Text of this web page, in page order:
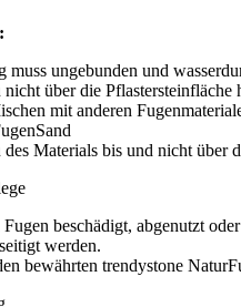
muss ungebunden und
nicht über die Pflastersteinfläche
mit anderen
des Materials bis und nicht über
Fugen beschädigt, abgenutzt
werden.
bewährten trendystone